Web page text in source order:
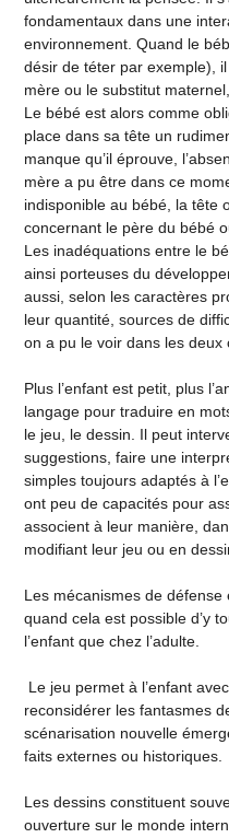
fondamentaux dans une
environnement. Quand le
désir de téter par exemple),
mère ou le substitut
Le bébé est alors comme
place dans sa tête un
manque qu’il éprouve,
mère a pu être dans ce
indisponible au bébé, la tête
concernant le père du bébé
Les inadéquations entre le
ainsi porteuses du
aussi, selon les caractères
leur quantité, sources de
on a pu le voir dans les deux
Plus l’enfant est petit, plus
langage pour traduire en
le jeu, le dessin. Il peut
suggestions, faire une
simples toujours adaptés à
ont peu de capacités pour
associent à leur manière,
modifiant leur jeu ou en
Les mécanismes de
quand cela est possible d’y
l’enfant que chez l’adulte.
Le jeu permet à l’enfant
reconsidérer les fantasmes
scénarisation nouvelle
faits externes ou historiques.
Les dessins constituent
ouverture sur le monde